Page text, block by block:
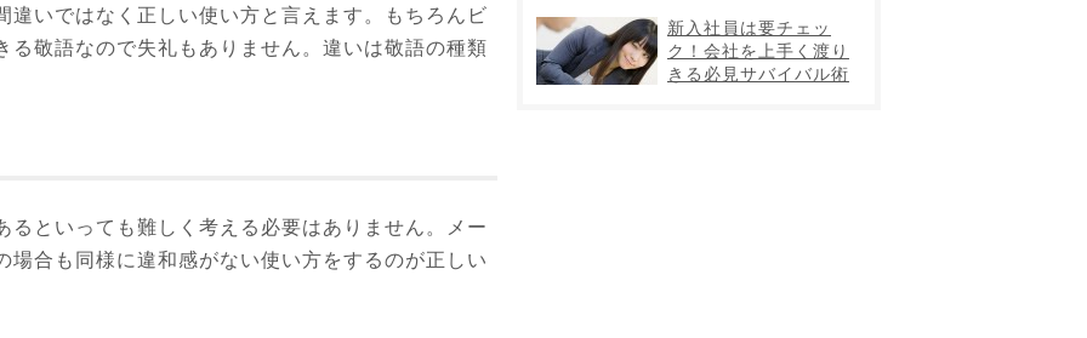
違いではなく正しい使い方と言えます。もちろんビ
る敬語なので失礼もありません。違いは敬語の種類
るといっても難しく考える必要はありません。メー
場合も同様に違和感がない使い方をするのが正しい
新入社員は要チェッ
ク！会社を上手く渡り
きる必見サバイバル術